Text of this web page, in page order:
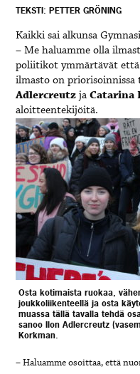
TEKSTI: PETTER GRÖNING
Kaikki sai alkunsa
– Me haluamme olla
poliitikot ymmärtävät että
ilmasto on
Adlercreutz jaCatarina
aloitteentekijöitä.
Osta kotimaista ruokaa,
joukkoliikenteellä ja osta
muassa tällä tavalla tehdä
sanoo Ilon Adlercreutz
Korkman.
– Haluamme osoittaa, että